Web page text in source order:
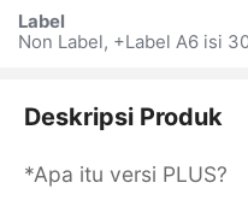
Label
Non Label, +Label A6 isi
Deskripsi Produk
*Apa itu versi PLUS?